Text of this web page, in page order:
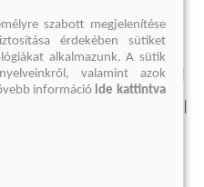
felmondási nyilatkozat
szabott megjelenítése
érdekében sütiket
alkalmazunk. A sütik
valamint azok
információide kattintva